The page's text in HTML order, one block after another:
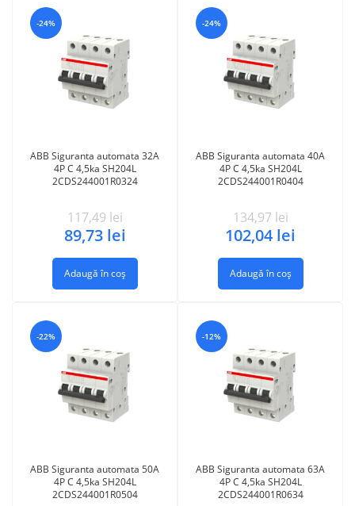
-24%
ABB Siguranta automata 32A
4P C 4,5ka SH204L
2CDS244001R0324
117,49 lei
89,73 lei
Adaugă în coș
-24%
ABB Siguranta automata 40A
4P C 4,5ka SH204L
2CDS244001R0404
134,97 lei
102,04 lei
Adaugă în coș
-22%
ABB Siguranta automata 50A
4P C 4,5ka SH204L
2CDS244001R0504
-12%
ABB Siguranta automata 63A
4P C 4,5ka SH204L
2CDS244001R0634